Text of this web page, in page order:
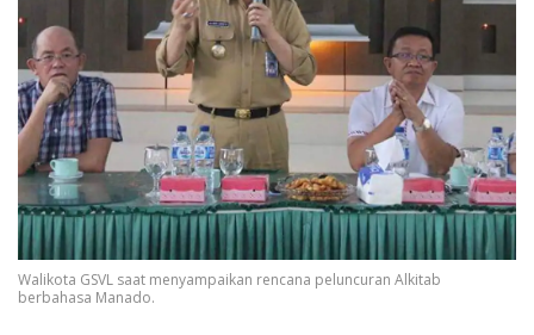
Walikota GSVL saat menyampaikan rencana peluncuran Alkitab
berbahasa Manado.